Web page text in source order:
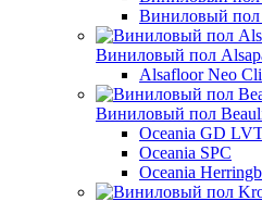
Виниловый пол
Виниловый пол
Alsafloor Neo
Виниловый пол
Oceania GD
Oceania SPC
Oceania